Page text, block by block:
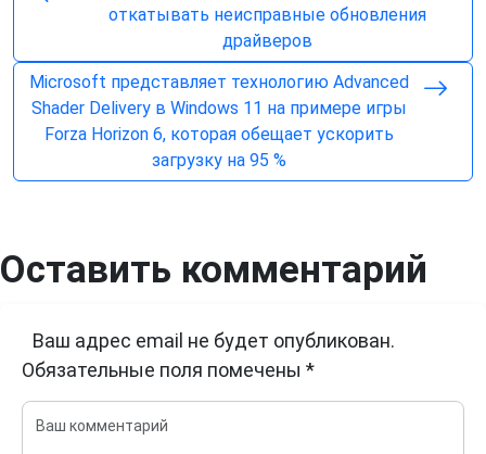
откатывать неисправные обновления
драйверов
Microsoft представляет технологию Advanced
Shader Delivery в Windows 11 на примере игры
Forza Horizon 6, которая обещает ускорить
загрузку на 95 %
Оставить комментарий
Ваш адрес email не будет опубликован.
Обязательные поля помечены *